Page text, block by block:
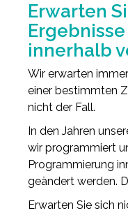
Erwarten
innerhalb
Wir erwarten
einer bestimmten
nicht der Fall.
In den Jahren
wir programmiert
Programmierung
geändert werden.
Erwarten Sie sich